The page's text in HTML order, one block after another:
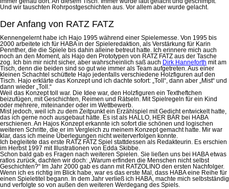
Und wir tauschten Rohrpostgeschichten aus. Vor allem aber wurde gelacht.
Der Anfang von RATZ FATZ
Kennengelernt habe ich Hajo 1995 während einer Spielemesse. Von 1995 bis
2000 arbeitete ich für HABA in der Spieleredaktion, als Verstärkung für Karin
Pennther, die die Spiele bis dahin alleine betreut hatte. Ich erinnere mich auch
noch an den Moment, als Hajo den Prototypen von RATZ FATZ aus der Tasche
zog. Ich bin mir nicht sicher, aber wahrscheinlich saß auch Dirk Hanneforth mit am
Tisch, denn die beiden sind so gut wie immer als Team aufgetreten. Aus einer
kleinen Schachtel schüttete Hajo jedenfalls verschiedene Holzfiguren auf den
Tisch. Hajo erklärte das Konzept und ich dachte sofort: „Toll“, dann aber „Mist“ und
dann wieder „Toll.“
Weil das Konzept toll war. Die Idee war, den Holzfiguren ein Textheftchen
beizufügen, mit Geschichten, Reimen und Rätseln. Mit Spielregeln für ein Kind
oder mehrere, miteinander oder im Wettbewerb.
Mist jedoch, weil ich zu dem Zeitpunkt ein Erzählspiel mit Gedicht entwickelt hatte,
das ich gerne noch ausgebaut hätte. Es ist als HALLO, HER BÄR bei HABA
erschienen. An Hajos Konzept erkannte ich sofort die schönen und logischen
weiteren Schritte, die er im Vergleich zu meinem Konzept gemacht hatte. Mir war
klar, dass ich meine Überlegungen nicht weiterverfolgen konnte.
Ich begleitete das erste RATZ FATZ Spiel stattdessen als Redakteurin. Es erschien
im Herbst 1997 mit Illustrationen von Edda Skibbe.
Schon bald gab es Fragen nach weiteren Spielen. Sie ließen uns bei HABA etwas
ratlos zurück, dachten wir doch: „Warum erfinden die Menschen nicht selbst
Geschichten?“ Im Jahr 2000 gab es dann mit RATZOLINO den ersten Nachfolger.
Wenn ich es richtig im Blick habe, war es das erste Mal, dass HABA eine Reihe für
einen Spieletitel begann. In dem Jahr verließ ich HABA, machte mich selbstständig
und verfolgte so von außen den weiteren Werdegang des Spiels.